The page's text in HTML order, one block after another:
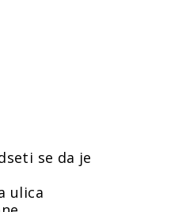
se da je
ulica